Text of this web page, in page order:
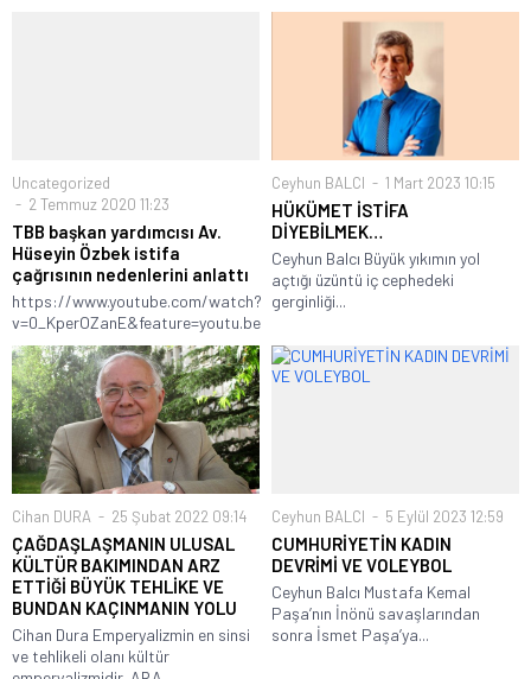
Uncategorized
2 Temmuz 2020 11:23
TBB başkan yardımcısı Av.
Hüseyin Özbek istifa
çağrısının nedenlerini anlattı
https://www.youtube.com/watch?
v=0_KperOZanE&feature=youtu.be
Ceyhun BALCI 1 Mart 2023 10:15
HÜKÜMET İSTİFA
DİYEBİLMEK…
Ceyhun Balcı Büyük yıkımın yol
açtığı üzüntü iç cephedeki
gerginliği...
Cihan DURA 25 Şubat 2022 09:14
ÇAĞDAŞLAŞMANIN ULUSAL
KÜLTÜR BAKIMINDAN ARZ
ETTİĞİ BÜYÜK TEHLİKE VE
BUNDAN KAÇINMANIN YOLU
Cihan Dura Emperyalizmin en sinsi
ve tehlikeli olanı kültür
Ceyhun BALCI 5 Eylül 2023 12:59
CUMHURİYETİN KADIN
DEVRİMİ VE VOLEYBOL
Ceyhun Balcı Mustafa Kemal
Paşa’nın İnönü savaşlarından
sonra İsmet Paşa’ya...